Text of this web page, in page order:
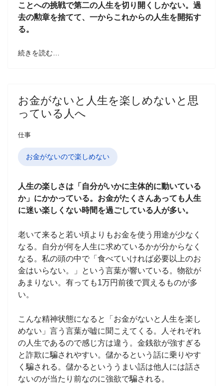
ことへの挑戦で第二の人生を切り開くしかない。過
去の勲章を捨てて、一からこれからの人生を開拓す
る。
続きを読む…
お金がないと人生を楽しめないと思
っている人へ
仕事
お金がないので楽しめない
人生の楽しさは「自分がいかに主体的に動いている
か」にかかっている。お金がたくさんあっても人生
に迷い楽しくない時間を過ごしている人が多い。
老いて来ると若い頃よりもお金を使う用途が少なく
なる。自分が何を人生に求めているかが分からなく
なる。私の頭の中で「食べていければ必要以上のお
金はいらない。」という言葉が響いている。物欲が
あまりない。有っても1万円前後で買えるものが多
い。
こんな精神状態になると「お金がないと人生を楽し
めない」言う言葉が嘘に聞こえてくる。人それぞれ
の人生であるので感じ方は違う。金銭欲が強すぎる
と詐欺に騙されやすい。儲かるという話に乗りやす
く騙される。儲かるといううまい話は他人には話さ
ないのが当たり前なのに強欲で騙される。